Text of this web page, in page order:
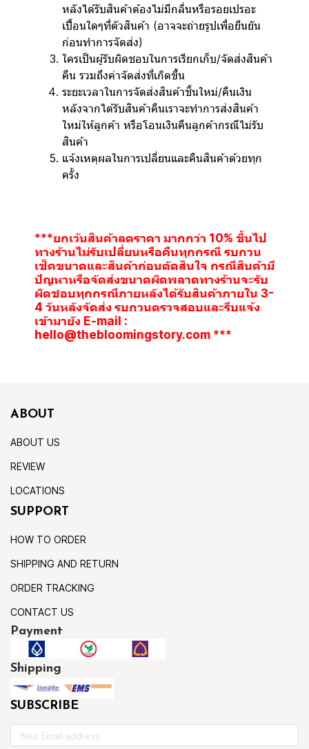
หลังได้รับสินค้าต้องไม่มีกลิ่นหรือรอยเปรอะ
เปื้อนใดๆที่ตัวสินค้า (อาจจะถ่ายรูปเพื่อยืนยัน
ก่อนทำการจัดส่ง)
ใครเป็นผู้รับผิดชอบในการเรียกเก็บ/จัดส่งสินค้า
คืน รวมถึงค่าจัดส่งที่เกิดขึ้น
ระยะเวลาในการจัดส่งสินค้าชิ้นใหม่/คืนเงิน
หลังจากได้รับสินค้าคืนเราจะทำการส่งสินค้า
ใหม่ให้ลูกค้า หรือโอนเงินคืนลูกค้ากรณีไม่รับ
สินค้า
แจ้งเหตุผลในการเปลี่ยนและคืนสินค้าด้วยทุก
ครั้ง
***ยกเว้นสินค้าลดราคา มากกว่า 10% ขึ้นไป
ทางร้านไม่รับเปลี่ยนหรือคืนทุกกรณี รบกวน
เช็คขนาดและสินค้าก่อนตัดสินใจ กรณีสินค้ามี
ปัญหาหรือจัดส่งขนาดผิดพลาดทางร้านจะรับ
ผิดชอบทุกกรณีภายหลังได้รับสินค้าภายใน 3-
4 วันหลังจัดส่ง รบกวนตรวจสอบและรีบแจ้ง
เข้ามายัง E-mail :
hello@thebloomingstory.com ***
ABOUT
ABOUT US
REVIEW
LOCATIONS
SUPPORT
HOW TO ORDER
SHIPPING AND RETURN
ORDER TRACKING
CONTACT US
Payment
Shipping
SUBSCRIBE